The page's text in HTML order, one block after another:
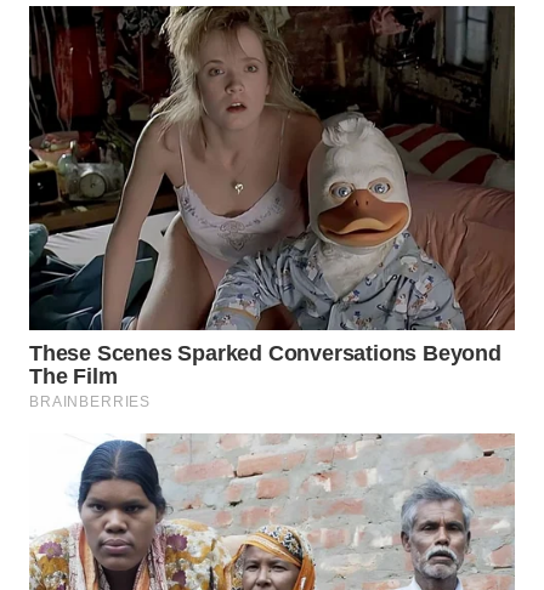
WN
MAJALENGKA
WN
SUBANG
WN
SUKABUMI
WN
PURWAKARTA
WN
PRIANGAN
WN
SEMARANG
WN